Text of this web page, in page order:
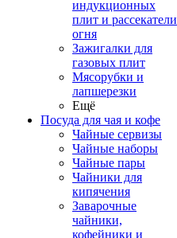
индукционных
плит и рассекатели
огня
Зажигалки для
газовых плит
Мясорубки и
лапшерезки
Ещё
Посуда для чая и кофе
Чайные сервизы
Чайные наборы
Чайные пары
Чайники для
кипячения
Заварочные
чайники,
кофейники и